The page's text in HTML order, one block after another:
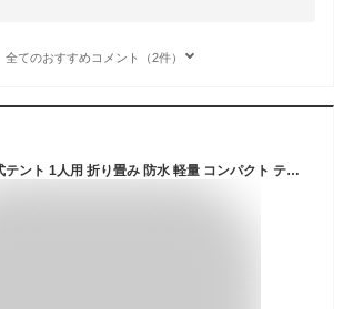
全てのおすすめコメント（2件）
コットテント 高床式テント 1人用 折り畳み 防水 軽量 コンパクト テントコット キャンプ テント アウトドアテント ベッドテント ソロ ソロキャンプ ツーリング バイク 冬 おすすめ 【EM-336】